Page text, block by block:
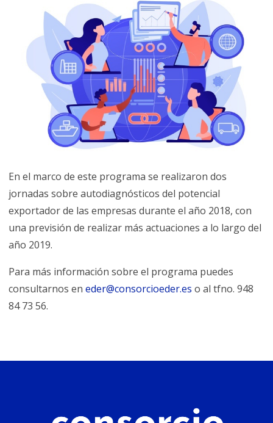
En el marco de este programa se realizaron dos
jornadas sobre autodiagnósticos del potencial
exportador de las empresas durante el año 2018, con
una previsión de realizar más actuaciones a lo largo del
año 2019.
Para más información sobre el programa puedes
consultarnos en eder@consorcioeder.es o al tfno. 948
84 73 56.